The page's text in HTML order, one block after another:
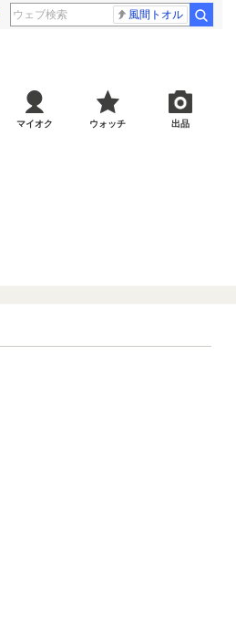
風間トオル
マイオク ウォッチ 出品